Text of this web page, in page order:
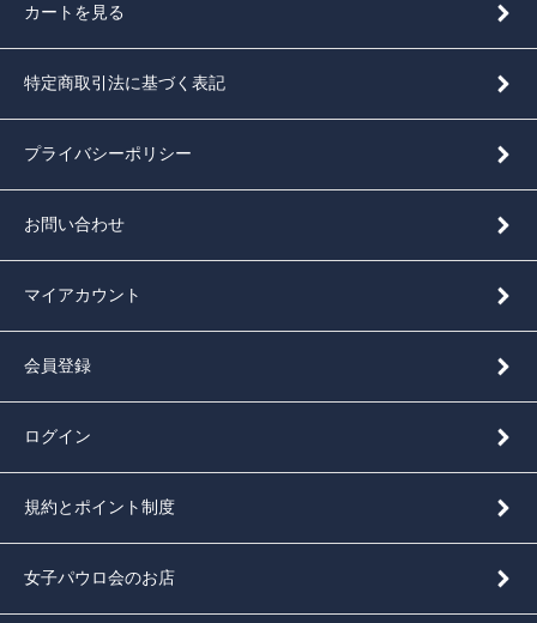
カートを見る
特定商取引法に基づく表記
プライバシーポリシー
お問い合わせ
マイアカウント
会員登録
ログイン
規約とポイント制度
女子パウロ会のお店